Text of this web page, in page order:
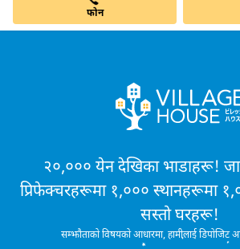
फोन
२०,००० येन देखिका भाडाहरू!
प्रिफेक्चरहरूमा १,००० स्थानहरूमा
सस्तो घरहरू!
सम्झौताको विषयको आधारमा, हामीलाई